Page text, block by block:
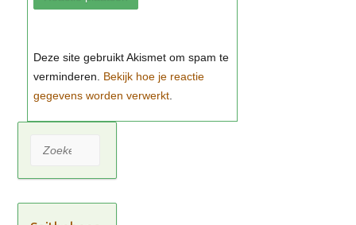
Bekijk hoe je reactie
gegevens worden verwerkt
Zoeken